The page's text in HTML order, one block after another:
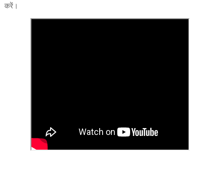
करें।